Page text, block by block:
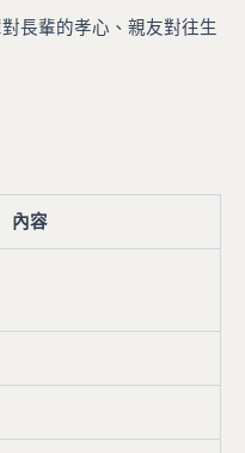
長輩的孝心、親友對往生
內容